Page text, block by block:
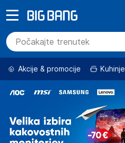
Akcije & promocije Kuhinje